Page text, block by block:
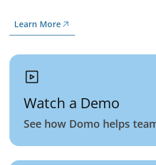
Learn More
Watch a Demo
See how Domo helps